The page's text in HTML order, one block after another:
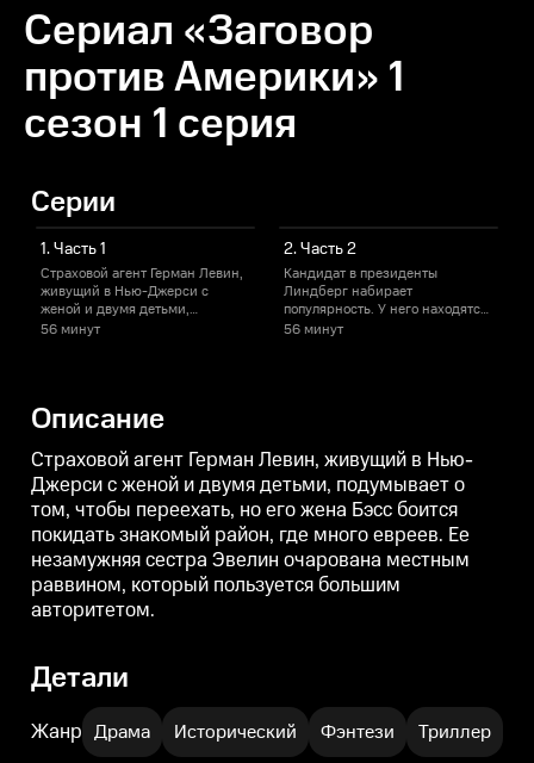
Сериал «Заговор
против Америки» 1
сезон 1 серия
Серии
1. Часть 1
Страховой агент Герман Левин,
живущий в Нью-Джерси с
женой и двумя детьми,
подумывает о том, чтобы
очарована местным раввином,
который пользуется большим
авторитетом.
56 минут
2. Часть 2
Кандидат в президенты
Линдберг набирает
популярность. У него находятся
поклонники и в семействе
56 минут
Описание
Страховой агент Герман Левин, живущий в Нью-
Джерси с женой и двумя детьми, подумывает о
том, чтобы переехать, но его жена Бэсс боится
покидать знакомый район, где много евреев. Ее
незамужняя сестра Эвелин очарована местным
раввином, который пользуется большим
авторитетом.
Детали
Жанр Драма Исторический Фэнтези Триллер